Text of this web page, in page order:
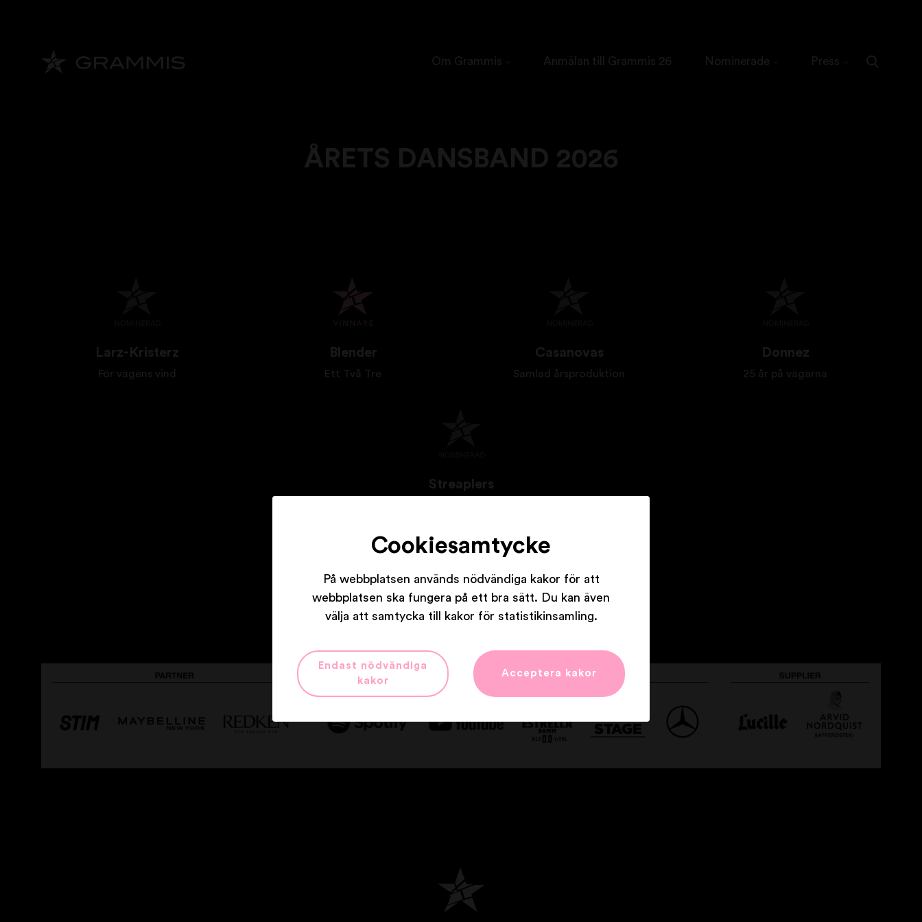
Om Grammis Anmälan till Grammis 26 Nominerade Press
ÅRETS DANSBAND 2026
Larz-Kristerz
För vägens vind
Blender
Ett Två Tre
Casanovas
Samlad årsproduktion
Donnez
25 år på vägarna
Streaplers
Cookiesamtycke
På webbplatsen används nödvändiga kakor för att
webbplatsen ska fungera på ett bra sätt. Du kan även
välja att samtycka till kakor för statistikinsamling.
Endast nödvändiga
kakor
Acceptera kakor